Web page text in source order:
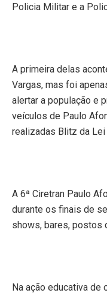
Policia Militar e a
A primeira delas
Vargas, mas foi
alertar a população e
veículos de Paulo
realizadas Blitz da Lei
A 6ª Ciretran Paulo
durante os finais de
shows, bares, postos
Na ação educativa de